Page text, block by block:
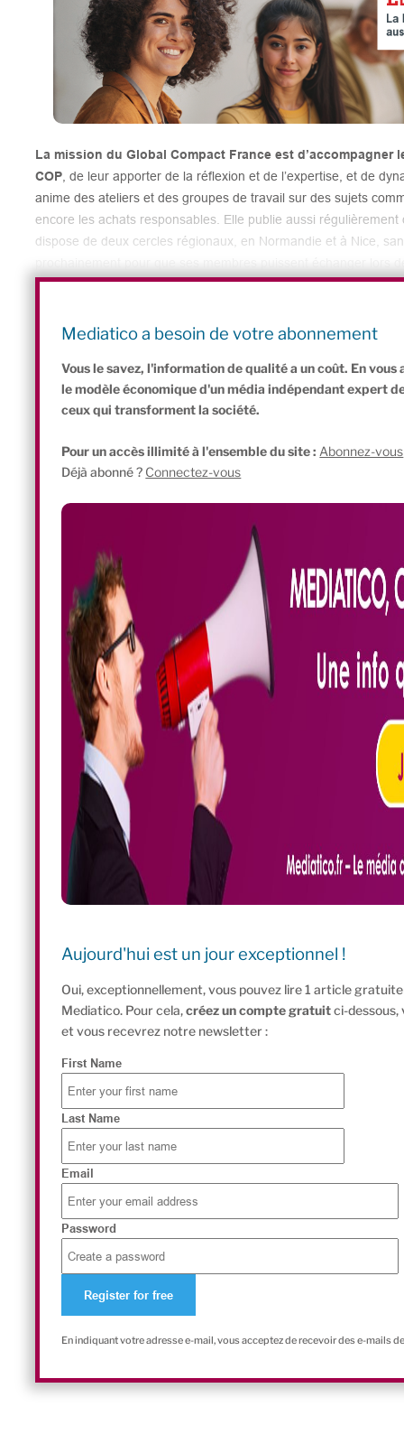
La mission du Global Compact France est
COP , de leur apporter de la réflexion et de l’expertise, et de
anime des ateliers et des groupes de travail sur des sujets
encore les achats responsables. Elle publie aussi
dispose de deux cercles régionaux, en Normandie et à Nice,
comme projection de passer de 1.400 membres aujourd’hui, à
La COP comme outil d’amélioration
Mediatico a besoin de votre abonnement
Vous le savez, l'information de qualité a un coût. En
le modèle économique d'un média indépendant expert
ceux qui transforment la société.
Pour un accès illimité à l'ensemble du site : Abonnez-vous
Déjà abonné ? Connectez-vous
Aujourd'hui est un jour exceptionnel !
Oui, exceptionnellement, vous pouvez lire 1 article
Mediatico. Pour cela,créez un compte gratuitci-dessous,
et vous recevrez notre newsletter :
First Name
Last Name
Email
Password
En indiquant votre adresse e-mail, vous acceptez de recevoir des e-mails